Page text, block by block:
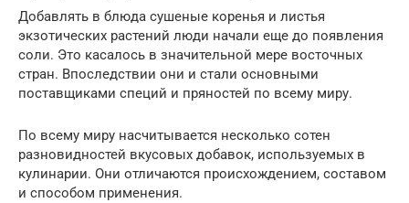
Добавлять в блюда сушеные коренья и листья
экзотических растений люди начали еще до появления
соли. Это касалось в значительной мере восточных
стран. Впоследствии они и стали основными
поставщиками специй и пряностей по всему миру.
По всему миру насчитывается несколько сотен
разновидностей вкусовых добавок, используемых в
кулинарии. Они отличаются происхождением, составом
и способом применения.